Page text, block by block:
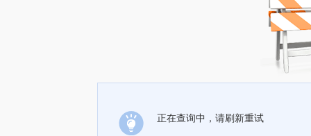
正在查询中，请刷新重试